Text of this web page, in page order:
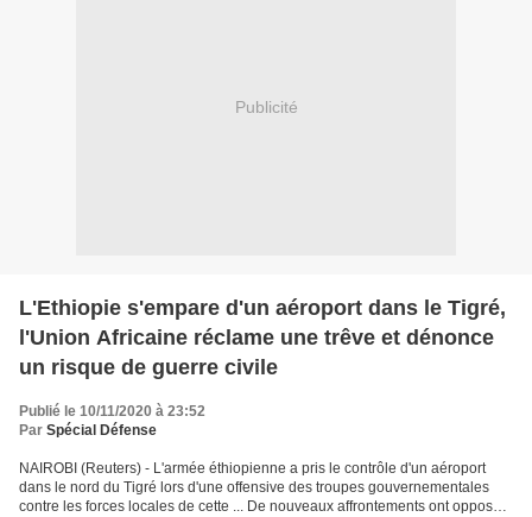
Publicité
L'Ethiopie s'empare d'un aéroport dans le Tigré,
l'Union Africaine réclame une trêve et dénonce
un risque de guerre civile
Publié le 10/11/2020 à 23:52
Par Spécial Défense
NAIROBI (Reuters) - L'armée éthiopienne a pris le contrôle d'un aéroport
dans le nord du Tigré lors d'une offensive des troupes gouvernementales
contre les forces locales de cette ... De nouveaux affrontements ont opposé,